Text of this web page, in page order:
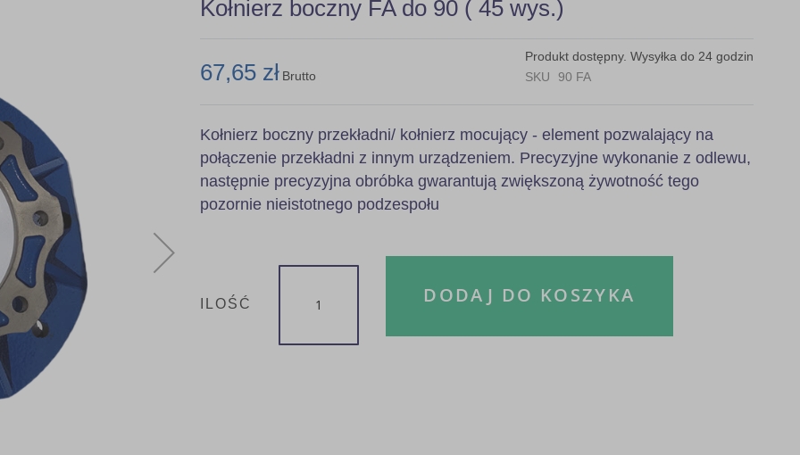
Kołnierz boczny FA do 90 ( 45 wys.)
Produkt dostępny. Wysyłka do 24 godzin
SKU
90 FA
67,65 zł Brutto
Kołnierz boczny przekładni/ kołnierz mocujący - element pozwalający na
połączenie przekładni z innym urządzeniem. Precyzyjne wykonanie z odlewu,
następnie precyzyjna obróbka gwarantują zwiększoną żywotność tego
pozornie nieistotnego podzespołu
ILOŚĆ DODAJ DO KOSZYKA